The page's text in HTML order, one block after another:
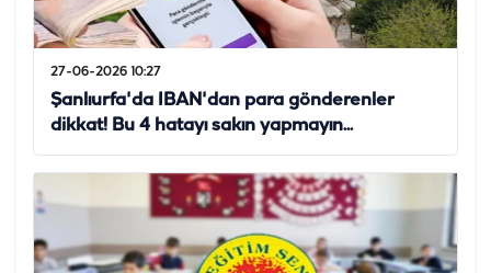
27-06-2026 10:27
Şanlıurfa'da IBAN'dan para gönderenler
dikkat! Bu 4 hatayı sakın yapmayın...